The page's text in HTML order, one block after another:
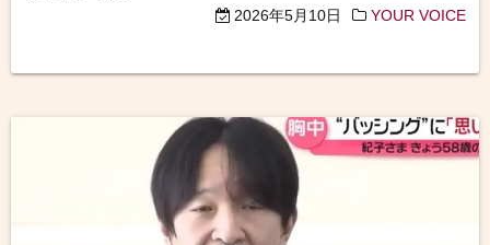
2026年5月10日 YOUR VOICE